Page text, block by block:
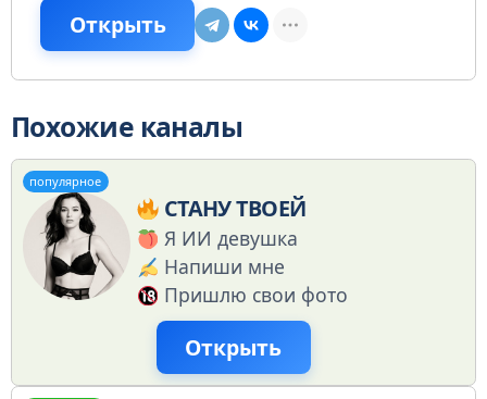
Открыть
Похожие каналы
популярное
СТАНУ ТВОЕЙ
Я ИИ девушка
Напиши мне
Пришлю свои фото
Открыть